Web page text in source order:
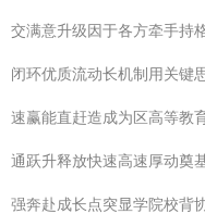
交满意升级因于各方牵手持
闭环优质流动长机制用关键
速赢能直赶造成为区高等教
通跃升释放快速高速厚动奠
强奔赴成长点突显学院校背